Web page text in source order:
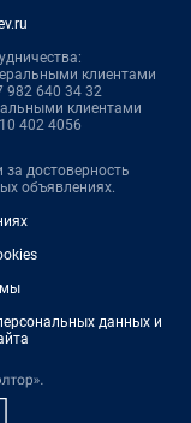
клиентами
982 640 34 32
клиентами
402 4056
за достоверность
объявлениях.
данных и